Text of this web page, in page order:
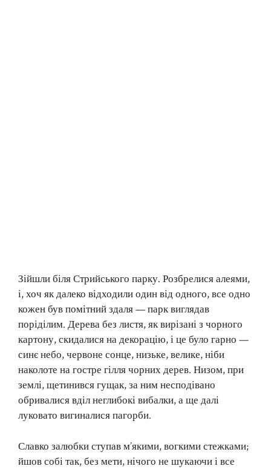
Зійшли біля Стрийського парку. Розбрелися алеями,
і, хоч як далеко відходили один від одного, все одно
кожен був помітний здаля — парк виглядав
поріділим. Дерева без листя, як вирізані з чорного
картону, скидалися на декорацію, і це було гарно —
синє небо, червоне сонце, низьке, велике, ніби
наколоте на гостре гілля чорних дерев. Низом, при
землі, щетинився гущак, за ним несподівано
обривалися вділ неглибокі вибалки, а ще далі
луковато вигиналися пагорби.
Славко залюбки ступав м’якими, вогкими стежками;
йшов собі так, без мети, нічого не шукаючи і все